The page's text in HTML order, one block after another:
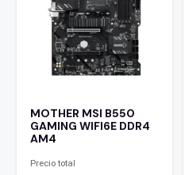
MOTHER MSI B550
GAMING WIFI6E DDR4
AM4
Precio total